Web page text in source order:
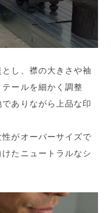
し、襟の大きさや袖
ールを細かく調整
ありながら上品な印
がオーバーサイズで
たニュートラルなシ